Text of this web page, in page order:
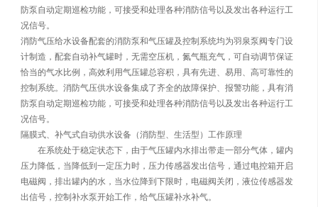
防泵自动定期巡检功能，可接受和处理各种消防信号以及发出各种运行工
况信号。
消防气压给水设备配套的消防泵和气压罐及控制系统均为羽泉泵阀专门设
计制造，配套自动补气罐时，无需空压机，氮气瓶充气，可自动调节保证
恰当的气水比例，高效利用气压罐总容积，具有先进、易用、高可靠性的
控制系统。消防气压供水设备集成了齐全的故障保护、报警功能，具有消
防泵自动定期巡检功能，可接受和处理各种消防信号以及发出各种运行工
况信号。
隔膜式、补气式自动供水设备（消防型、生活型）工作原理
在系统处于稳定状态下，由于气压罐内水排出带走一部分气体，罐内
压力降低，当降低到一定压力时，压力传感器发出信号，通过电控箱开启
电磁阀，排出罐内的水，当水位降到下限时，电磁阀关闭，液位传感器发
出信号，控制补水泵开始工作，给气压罐补水补气。